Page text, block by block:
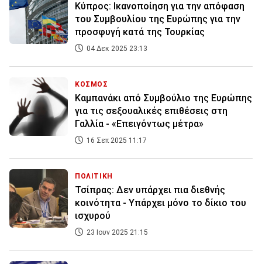
Κύπρος: Ικανοποίηση για την απόφαση
του Συμβουλίου της Ευρώπης για την
προσφυγή κατά της Τουρκίας
04 Δεκ 2025 23:13
ΚΟΣΜΟΣ
Καμπανάκι από Συμβούλιο της Ευρώπης
για τις σεξουαλικές επιθέσεις στη
Γαλλία - «Επειγόντως μέτρα»
16 Σεπ 2025 11:17
ΠΟΛΙΤΙΚΗ
Τσίπρας: Δεν υπάρχει πια διεθνής
κοινότητα - Υπάρχει μόνο το δίκιο του
ισχυρού
23 Ιουν 2025 21:15